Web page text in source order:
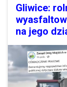
Gliwice:
na jego